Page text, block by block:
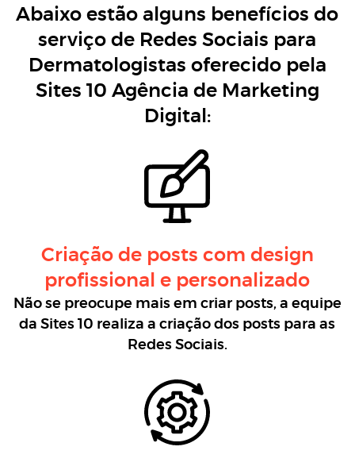
Abaixo estão alguns benefícios do
serviço de Redes Sociais para
Dermatologistas oferecido pela
Sites 10 Agência de Marketing
Digital:
Criação de posts com design
profissional e personalizado
Não se preocupe mais em criar posts, a equipe
da Sites 10 realiza a criação dos posts para as
Redes Sociais.